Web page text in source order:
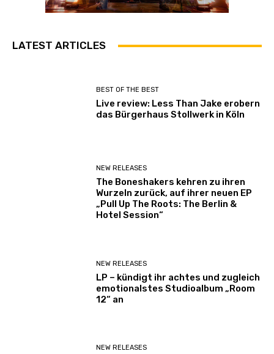
LATEST ARTICLES
BEST OF THE BEST
Live review: Less Than Jake erobern
das Bürgerhaus Stollwerk in Köln
NEW RELEASES
The Boneshakers kehren zu ihren
Wurzeln zurück, auf ihrer neuen EP
„Pull Up The Roots: The Berlin &
Hotel Session“
NEW RELEASES
LP – kündigt ihr achtes und zugleich
emotionalstes Studioalbum „Room
12“ an
NEW RELEASES